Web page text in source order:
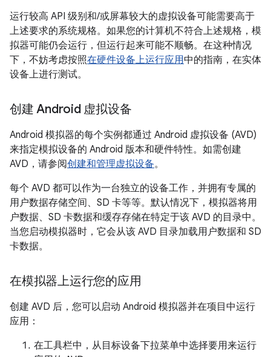
运行较高 API 级别和/或屏幕较大的虚拟设备可能需要高于
上述要求的系统规格。如果您的计算机不符合上述规格，模
拟器可能仍会运行，但运行起来可能不顺畅。在这种情况
下，不妨考虑按照在硬件设备上运行应用中的指南，在实体
设备上进行测试。
创建 Android 虚拟设备
Android 模拟器的每个实例都通过 Android 虚拟设备 (AVD)
来指定模拟设备的 Android 版本和硬件特性。 如需创建
AVD，请参阅创建和管理虚拟设备。
每个 AVD 都可以作为一台独立的设备工作，并拥有专属的
用户数据存储空间、SD 卡等等。默认情况下，模拟器将用
户数据、SD 卡数据和缓存存储在特定于该 AVD 的目录中。
当您启动模拟器时，它会从该 AVD 目录加载用户数据和 SD
卡数据。
在模拟器上运行您的应用
创建 AVD 后，您可以启动 Android 模拟器并在项目中运行
应用：
在工具栏中，从目标设备下拉菜单中选择要用来运行